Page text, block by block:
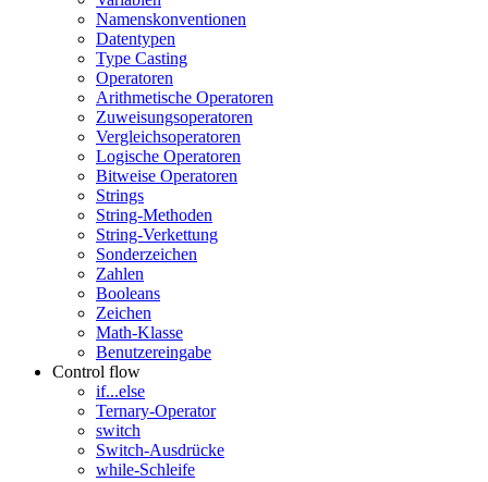
Namenskonventionen
Datentypen
Type Casting
Operatoren
Arithmetische Operatoren
Zuweisungsoperatoren
Vergleichsoperatoren
Logische Operatoren
Bitweise Operatoren
Strings
String-Methoden
String-Verkettung
Sonderzeichen
Zahlen
Booleans
Zeichen
Math-Klasse
Benutzereingabe
Control flow
if...else
Ternary-Operator
switch
Switch-Ausdrücke
while-Schleife